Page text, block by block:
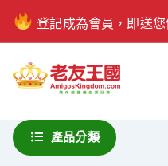
登記成為會員，即送
產品分類